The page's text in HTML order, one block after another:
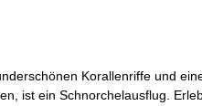
Korallenriffe und
ist ein Schnorchelausflug.